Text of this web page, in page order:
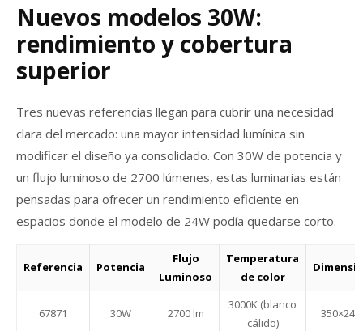
Nuevos modelos 30W:
rendimiento y cobertura
superior
Tres nuevas referencias llegan para cubrir una necesidad
clara del mercado: una mayor intensidad lumínica sin
modificar el diseño ya consolidado. Con 30W de potencia y
un flujo luminoso de 2700 lúmenes, estas luminarias están
pensadas para ofrecer un rendimiento eficiente en
espacios donde el modelo de 24W podía quedarse corto.
Referencia Potencia
Flujo
Luminoso
Temperatura
de color
67871 30W 2700 lm
3000K (blanco
cálido)
350×24